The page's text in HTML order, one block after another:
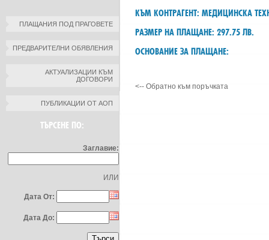
ПЛАЩАНИЯ ПОД ПРАГОВЕТЕ
ПРЕДВАРИТЕЛНИ ОБЯВЛЕНИЯ
АКТУАЛИЗАЦИИ КЪМ
ДОГОВОРИ
ПУБЛИКАЦИИ ОТ АОП
ТЪРСЕНЕ ПО:
Заглавие:
ИЛИ
Дата От:
Дата До:
КЪМ КОНТРАГЕНТ: МЕДИЦИНСКА
РАЗМЕР НА ПЛАЩАНЕ: 297.75 ЛВ.
ОСНОВАНИЕ ЗА ПЛАЩАНЕ:
<-- Обратно към поръчката